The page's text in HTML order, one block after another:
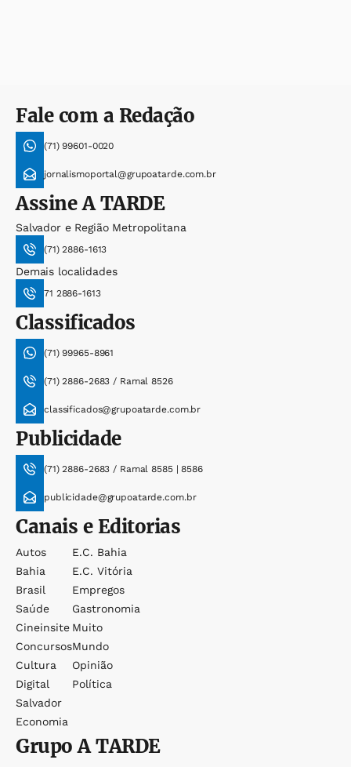
Fale com a Redação
(71) 99601-0020
jornalismoportal@grupoatarde.com.br
AssineA TARDE
Salvador e Região Metropolitana
(71) 2886-1613
Demais localidades
71 2886-1613
Classificados
(71) 99965-8961
(71) 2886-2683 / Ramal 8526
classificados@grupoatarde.com.br
Publicidade
(71) 2886-2683 / Ramal 8585 | 8586
publicidade@grupoatarde.com.br
Canais e Editorias
Autos
Bahia
Brasil
Saúde
Cineinsite
Concursos
Cultura
Digital
Salvador
Economia
E.c. Bahia
E.c. Vitória
Empregos
Gastronomia
Muito
Mundo
Opinião
Política
GrupoA TARDE